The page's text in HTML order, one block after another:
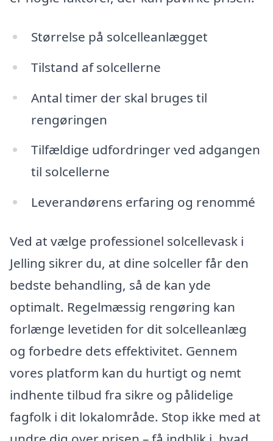
Størrelse på solcelleanlægget
Tilstand af solcellerne
Antal timer der skal bruges til
rengøringen
Tilfældige udfordringer ved adgangen
til solcellerne
Leverandørens erfaring og renommé
Ved at vælge professionel solcellevask i
Jelling sikrer du, at dine solceller får den
bedste behandling, så de kan yde
optimalt. Regelmæssig rengøring kan
forlænge levetiden for dit solcelleanlæg
og forbedre dets effektivitet. Gennem
vores platform kan du hurtigt og nemt
indhente tilbud fra sikre og pålidelige
fagfolk i dit lokalområde. Stop ikke med at